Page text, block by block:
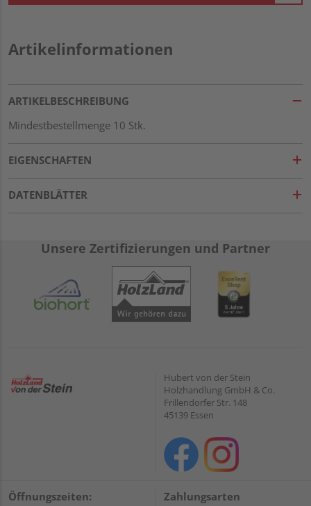
Artikelinformationen
ARTIKELBESCHREIBUNG
Mindestbestellmenge 10 Stk.
EIGENSCHAFTEN
DATENBLÄTTER
Unsere Zertifizierungen und Partner
Hubert von der Stein
Holzhandlung GmbH & Co.
Frillendorfer Str. 148
45139 Essen
Öffnungszeiten: Zahlungsarten